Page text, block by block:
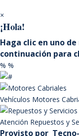
×
¡Hola!
Haga clic en uno
continuación para
% %
Vehículos Motores
Atención Repuestos y
Provisto por